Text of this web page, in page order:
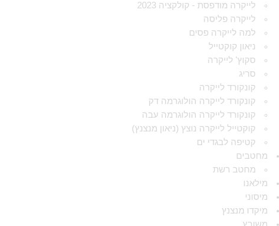
לייקרה מודפסת - קולקציה 2023
לייקרה פליסה
למה לייקרה פסים
ניאון קוקטייל
סקוץ' לייקרה
סריג
קונקורד לייקרה
קונקורד לייקרה הולוגרמה דק
קונקורד לייקרה הולוגרמה עבה
קוקטייל לייקרה נוצץ (ניאון מנצנץ)
קטיפה לבגדי ים
מחטבים
מחטב רשת
מילאנו
מיסוני
מיקדו מנצנץ